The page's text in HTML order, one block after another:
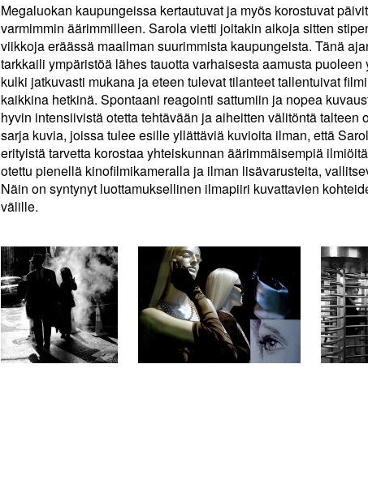
Megaluokan kaupungeissa kertautuvat ja myös korostuvat
varmimmin äärimmilleen. Sarola vietti joitakin aikoja sitten
viikkoja eräässä maailman suurimmista kaupungeista. Tänä
tarkkaili ympäristöä lähes tauotta varhaisesta aamusta puoleen
kulki jatkuvasti mukana ja eteen tulevat tilanteet tallentuivat
kaikkina hetkinä. Spontaani reagointi sattumiin ja nopea
hyvin intensiivistä otetta tehtävään ja aiheitten välitöntä talteen
sarja kuvia, joissa tulee esille yllättäviä kuvioita ilman, että
erityistä tarvetta korostaa yhteiskunnan äärimmäisempiä
otettu pienellä kinofilmikameralla ja ilman lisävarusteita,
Näin on syntynyt luottamuksellinen ilmapiiri kuvattavien
välille.